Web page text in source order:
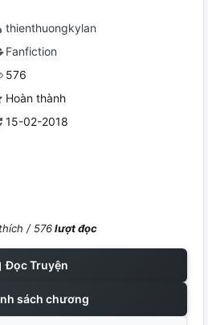
thienthuongkylan
Fanfiction
576
Hoàn thành
15-02-2018
/576lượt đọc
Đọc Truyện
sách chương